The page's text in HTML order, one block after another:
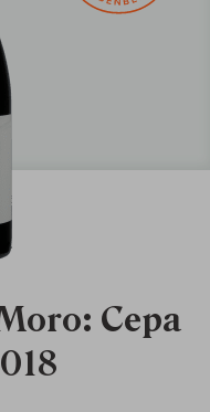
Cepa